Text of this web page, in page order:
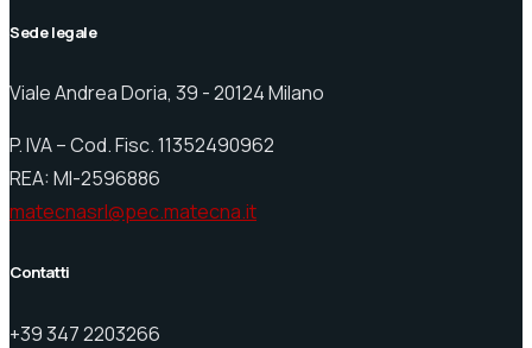
Sede legale
Viale Andrea Doria, 39 - 20124 Milano
P. IVA – Cod. Fisc. 11352490962
REA: MI-2596886
matecnasrl@pec.matecna.it
Contatti
+39 347 2203266